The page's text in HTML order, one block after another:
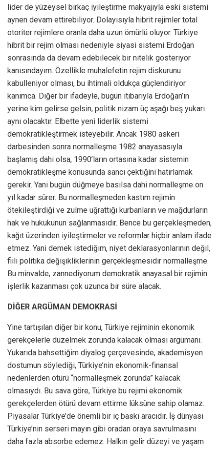
lider de yüzeysel birkaç iyileştirme makyajıyla eski sistemi
aynen devam ettirebiliyor. Dolayısıyla hibrit rejimler total
otoriter rejimlere oranla daha uzun ömürlü oluyor. Türkiye
hibrit bir rejim olması nedeniyle siyasi sistemi Erdoğan
sonrasında da devam edebilecek bir nitelik gösteriyor
kanısındayım. Özellikle muhalefetin rejim diskurunu
kabulleniyor olması, bu ihtimali oldukça güçlendiriyor
kanımca. Diğer bir ifadeyle, bugün itibarıyla Erdoğan’ın
yerine kim gelirse gelsin, politik nizam üç aşağı beş yukarı
aynı olacaktır. Elbette yeni liderlik sistemi
demokratikleştirmek isteyebilir. Ancak 1980 askeri
darbesinden sonra normalleşme 1982 anayasasıyla
başlamış dahi olsa, 1990’ların ortasına kadar sistemin
demokratikleşme konusunda sancı çektiğini hatırlamak
gerekir. Yani bugün düğmeye basılsa dahi normalleşme on
yıl kadar sürer. Bu normalleşmeden kastım rejimin
ötekileştirdiği ve zulme uğrattığı kurbanların ve mağdurların
hak ve hukukunun sağlanmasıdır. Bence bu gerçekleşmeden,
kağıt üzerinden iyileştirmeler ve reformlar hiçbir anlam ifade
etmez. Yani demek istediğim, niyet deklarasyonlarının değil,
fiili politika değişikliklerinin gerçekleşmesidir normalleşme.
Bu minvalde, zannediyorum demokratik anayasal bir rejimin
işlerlik kazanması çok uzunca bir süre alacak.
DİĞER ARGÜMAN DEMOKRASİ
Yine tartışılan diğer bir konu, Türkiye rejiminin ekonomik
gerekçelerle düzelmek zorunda kalacak olması argümanı.
Yukarıda bahsettiğim diyalog çerçevesinde, akademisyen
dostumun söylediği, Türkiye’nin ekonomik-finansal
nedenlerden ötürü “normalleşmek zorunda” kalacak
olmasıydı. Bu sava göre, Türkiye bu rejimi ekonomik
gerekçelerden ötürü devam ettirme lüksüne sahip olamaz.
Piyasalar Türkiye’de önemli bir iç baskı aracıdır. İş dünyası
Türkiye’nin serseri mayın gibi oradan oraya savrulmasını
daha fazla absorbe edemez. Halkın gelir düzeyi ve yaşam